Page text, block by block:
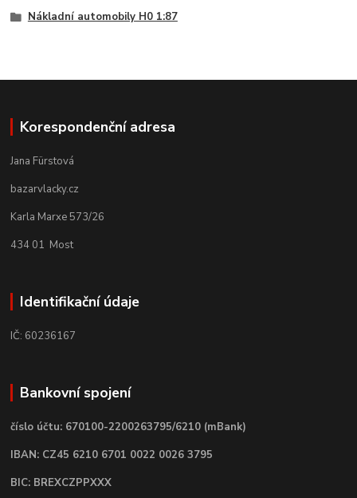
Nákladní automobily H0 1:87
Korespondenční adresa
Jana Fürstová
bazarvlacky.cz
Karla Marxe 573/26
434 01 Most
Identifikační údaje
IČ: 60236167
Bankovní spojení
číslo účtu: 670100-2200263795/6210 (mBank)
IBAN: CZ45 6210 6701 0022 0026 3795
BIC: BREXCZPPXXX